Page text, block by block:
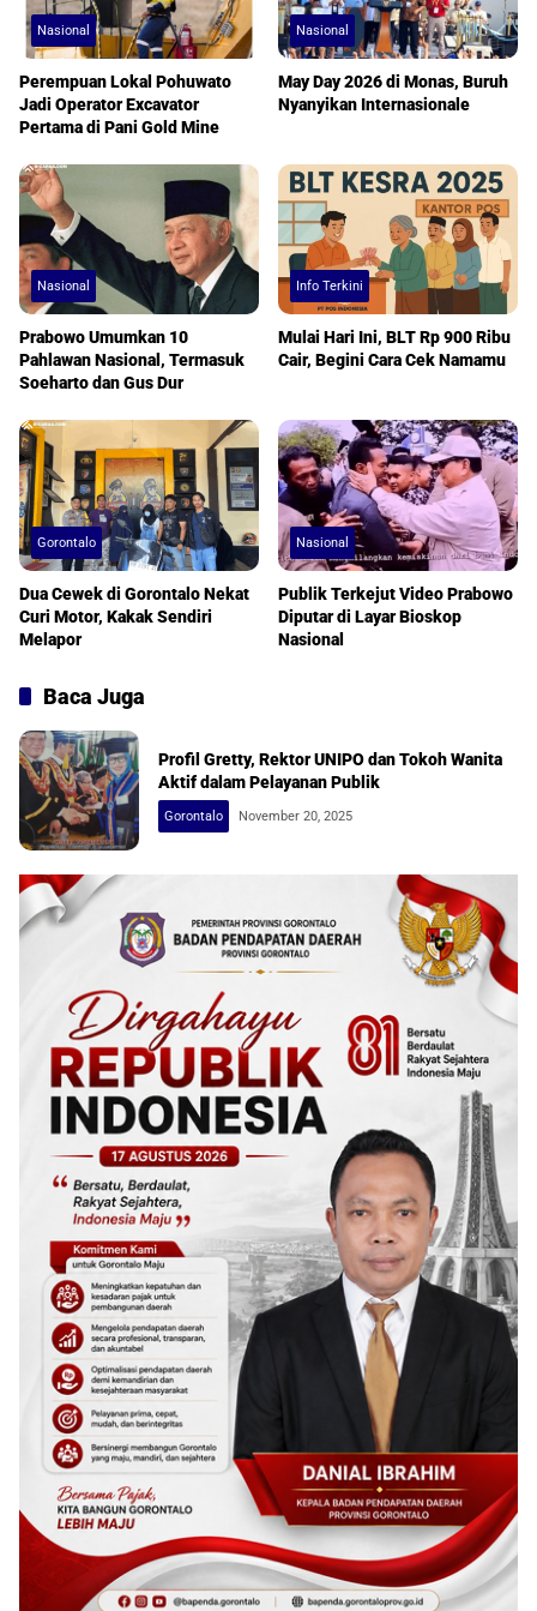
Nasional
Perempuan Lokal Pohuwato
Jadi Operator Excavator
Pertama di Pani Gold Mine
Nasional
May Day 2026 di Monas, Buruh
Nyanyikan Internasionale
Nasional
Prabowo Umumkan 10
Pahlawan Nasional, Termasuk
Soeharto dan Gus Dur
Info Terkini
Mulai Hari Ini, BLT Rp 900 Ribu
Cair, Begini Cara Cek Namamu
Gorontalo
Dua Cewek di Gorontalo Nekat
Curi Motor, Kakak Sendiri
Melapor
Nasional
Publik Terkejut Video Prabowo
Diputar di Layar Bioskop
Nasional
Baca Juga
Profil Gretty, Rektor UNIPO dan Tokoh Wanita
Aktif dalam Pelayanan Publik
Gorontalo November 20, 2025